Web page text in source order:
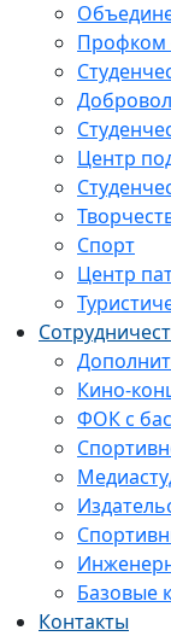
Профком
Центр
Спорт
Центр
Кино-
ФОК с
Базовые
Контакты